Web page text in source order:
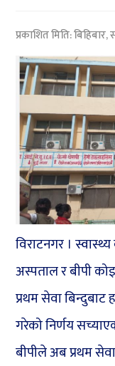
प्रकाशित मिति:बिहिबार,
विराटनगर ।
अस्पताल र बीपी
प्रथम सेवा बिन्दुबाट
गरेको निर्णय
बीपीले अब प्रथम